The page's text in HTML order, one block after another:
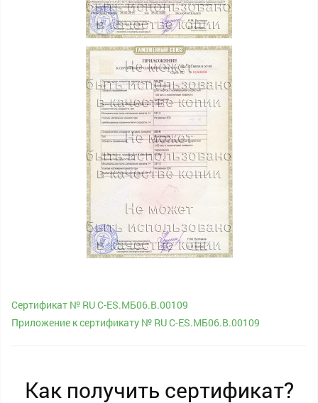
Сертификат № RU С-ES.МБ06.B.00109
Приложение к сертификату № RU С-ES.МБ06.B.00109
Как получить сертификат?